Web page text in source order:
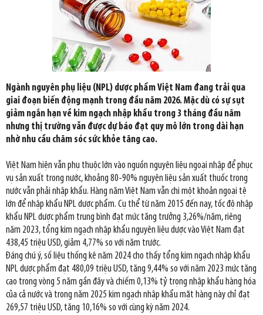
Ngành nguyên phụ liệu (NPL) dược phẩm Việt Nam đang trải qua
giai đoạn biến động mạnh trong đầu năm 2026. Mặc dù có sự sụt
giảm ngắn hạn về kim ngạch nhập khẩu trong 3 tháng đầu năm
nhưng thị trường vẫn được dự báo đạt quy mô lớn trong dài hạn
nhờ nhu cầu chăm sóc sức khỏe tăng cao.
Việt Nam hiện vẫn phụ thuộc lớn vào nguồn nguyên liệu ngoại nhập để phục
vụ sản xuất trong nước, khoảng 80-90% nguyên liệu sản xuất thuốc trong
nước vẫn phải nhập khẩu. Hàng năm Việt Nam vẫn chi một khoản ngoại tệ
lớn để nhập khẩu NPL dược phẩm. Cụ thể từ năm 2015 đến nay, tốc độ nhập
khẩu NPL dược phẩm trung bình đạt mức tăng trưởng 3,26%/năm, riêng
năm 2023, tổng kim ngạch nhập khẩu nguyên liệu dược vào Việt Nam đạt
438,45 triệu USD, giảm 4,77% so với năm trước.
Đáng chú ý, số liệu thống kê năm 2024 cho thấy tổng kim ngạch nhập khẩu
NPL dược phẩm đạt 480,09 triệu USD, tăng 9,44% so với năm 2023 mức tăng
cao trong vòng 5 năm gần đây và chiếm 0,13% tỷ trọng nhập khẩu hàng hóa
của cả nước và trong năm 2025 kim ngạch nhập khẩu mặt hàng này chỉ đạt
269,57 triệu USD, tăng 10,16% so với cùng kỳ năm 2024.